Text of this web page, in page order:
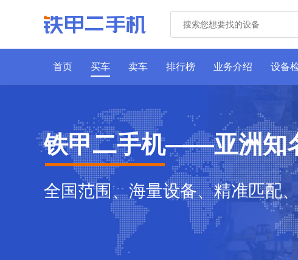
首页 买车 卖车 排行榜 业务介绍 设备
铁甲二手机——亚洲知
全国范围、海量设备、精准匹配